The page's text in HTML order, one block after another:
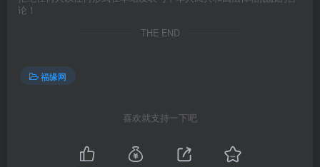
论！
THE END
福缘网
喜欢就支持一下吧